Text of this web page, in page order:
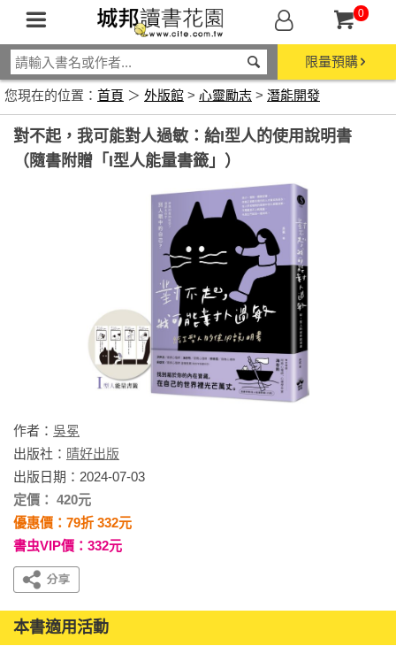
0
限量預購
您現在的位置： 首頁 ＞ 外版館 > 心靈勵志 > 潛能開發
對不起，我可能對人過敏：給I型人的使用說明書
（隨書附贈「I型人能量書籤」）
作者： 吳冕
出版社： 晴好出版
出版日期：2024-07-03
定價： 420元
優惠價：79折 332元
書虫VIP價：332元
本書適用活動